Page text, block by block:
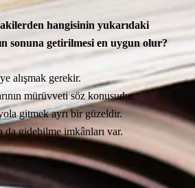
hangisinin yukarıdaki
sonuna getirilmesi en uygun olur?
alışmak gerekir.
mürüvveti söz konusudur.
gitmek ayrı bir güzeldir.
da gidebilme imkânları var.